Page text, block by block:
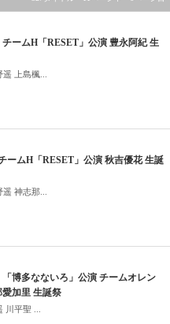
チームH「RESET」公演 豊永阿紀 生
上島楓...
ームH「RESET」公演 秋吉優花 生誕
神志那...
「博多なないろ」公演 チームオレン
加里 生誕祭
平聖 ...